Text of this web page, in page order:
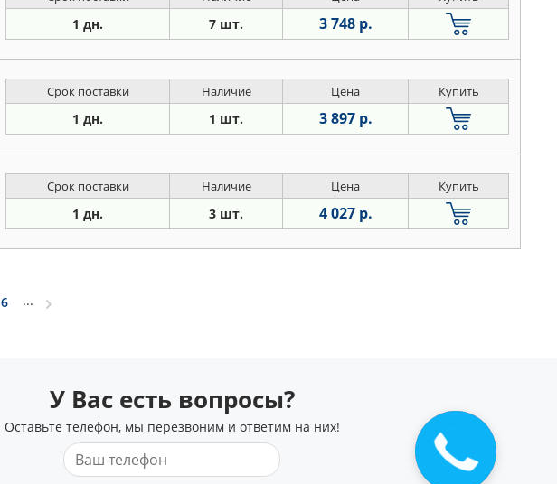
1 дн. 7 шт. 3 748 р.
Срок поставки Наличие Цена Купить
1 дн. 1 шт. 3 897 р.
Срок поставки Наличие Цена Купить
1 дн. 3 шт. 4 027 р.
6 ...
У Вас есть вопросы?
Оставьте телефон, мы перезвоним и ответим на них!